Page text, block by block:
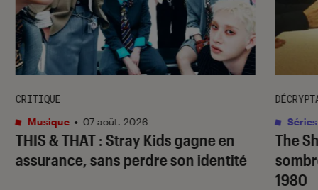
THIS & THAT: Stray Kids gagne en
assurance, sans perdre son identité
CRITIQUE
Musique • 07 août. 2026
The
1980
Séries